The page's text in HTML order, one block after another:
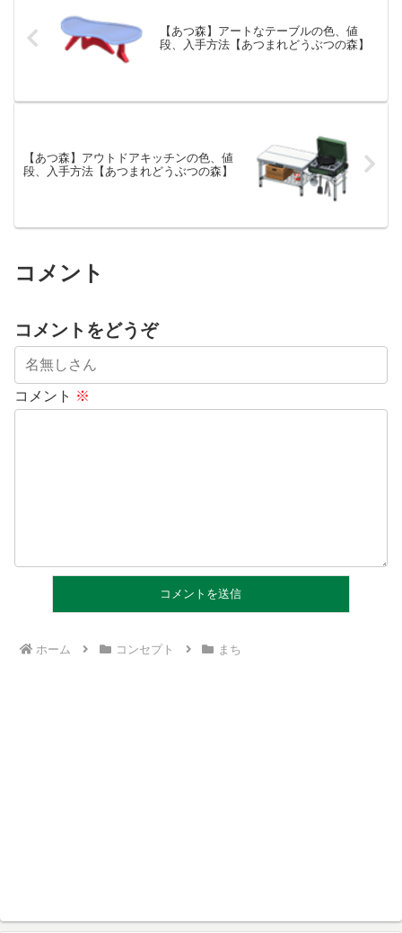
【あつ森】アートなテーブルの色、値
段、入手方法【あつまれどうぶつの森】
【あつ森】アウトドアキッチンの色、値
段、入手方法【あつまれどうぶつの森】
コメント
コメントをどうぞ
コメント ※
ホーム コンセプト まち